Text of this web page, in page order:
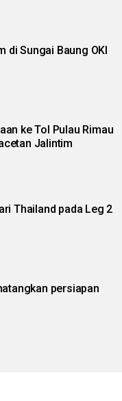
di Sungai Baung OKI
ke Tol Pulau Rimau
Jalintim
Thailand pada Leg 2
persiapan